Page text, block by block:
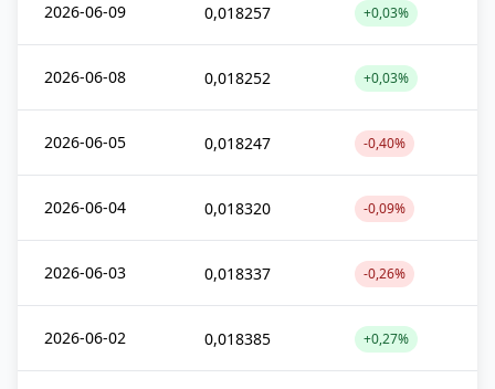
2026-06-09 0,018257 +0,03%
2026-06-08 0,018252 +0,03%
2026-06-05 0,018247 -0,40%
2026-06-04 0,018320 -0,09%
2026-06-03 0,018337 -0,26%
2026-06-02 0,018385 +0,27%